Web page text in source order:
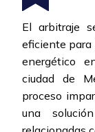
El arbitraje
eficiente para
energético
ciudad de
proceso
una